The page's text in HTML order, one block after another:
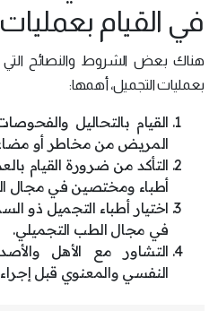
في القيام
هناك بعض الشروط والنصائح التي
بعمليات التجميل، أهمها:
القيام بالتحاليل
المريض من مخاطر أو
التأكد من ضرورة القيام
أطباء ومختصين في مجال
اختيار أطباء التجميل ذو
في مجال الطب التجميلي.
التشاور مع الأهل
النفسي والمعنوي قبل إجراء